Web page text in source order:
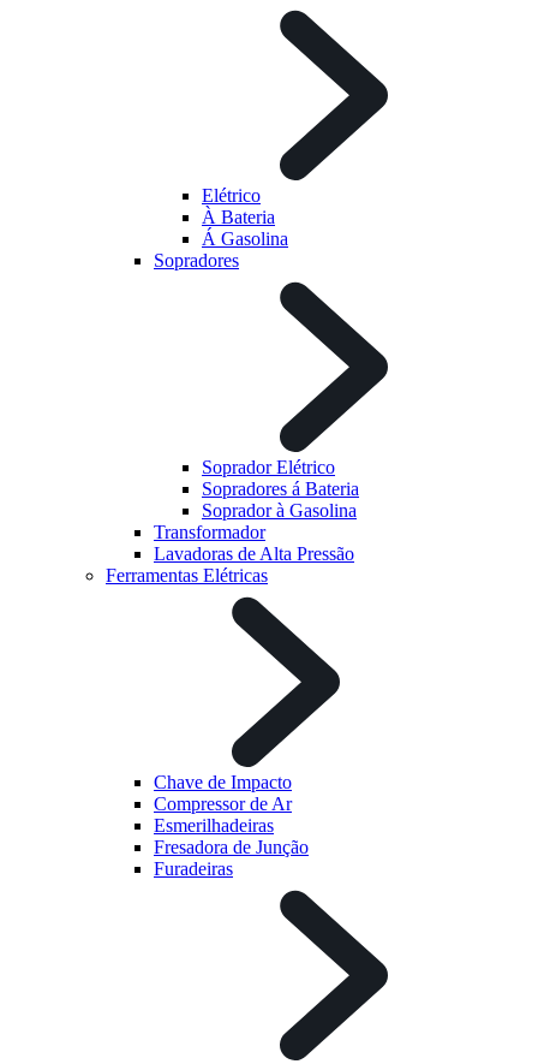
Elétrico
À Bateria
Á Gasolina
Sopradores
Soprador Elétrico
Sopradores á Bateria
Soprador à Gasolina
Transformador
Lavadoras de Alta Pressão
Ferramentas Elétricas
Chave de Impacto
Compressor de Ar
Esmerilhadeiras
Fresadora de Junção
Furadeiras